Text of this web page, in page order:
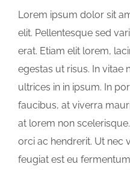
Lorem ipsum dolor sit
elit. Pellentesque sed
erat. Etiam elit lorem,
egestas ut risus. In vitae
ultrices in in ipsum. In
faucibus, at viverra
at lorem non
orci ac hendrerit. Ut nec
feugiat est eu